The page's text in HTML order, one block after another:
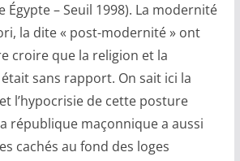
Égypte – Seuil 1998). La modernité
la dite « post-modernité » ont
croire que la religion et la
sans rapport. On sait ici la
l’hypocrisie de cette posture
république maçonnique a aussi
cachés au fond des loges